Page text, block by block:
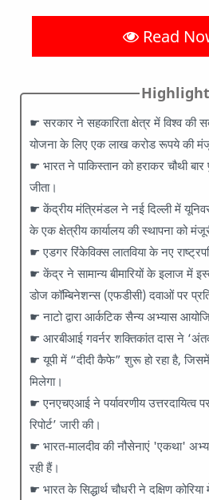
Read
☛ सरकार ने सहकारिता क्षेत्र में विश्‍व की
योजना के लिए एक लाख करोड रूपये की
☛ भारत ने पाकिस्तान को हराकर चौथी
जीता।
☛ केंद्रीय मंत्रिमंडल ने नई दिल्ली में
के एक क्षेत्रीय कार्यालय की स्थापना को
☛ एडगर रिंकेविक्स लातविया के नए
☛ केंद्र ने सामान्य बीमारियों के इलाज में
डोज कॉम्बिनेशन्स (एफडीसी) दवाओं पर
☛ नाटो द्वारा आर्कटिक सैन्य अभ्यास
☛ आरबीआई गवर्नर शक्तिकांत दास ने
☛ यूपी में “दीदी कैफे” शुरू हो रहा है,
मिलेगा।
☛ एनएचएआई ने पर्यावरणीय उत्तरदायित्व
रिपोर्ट’ जारी की।
☛ भारत-मालदीव की नौसेनाएं 'एकथा'
रही हैं।
☛ भारत के सिद्धार्थ चौधरी ने दक्षिण